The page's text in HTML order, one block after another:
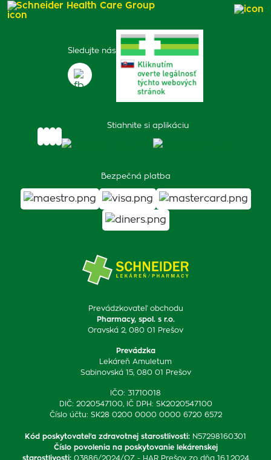
Prevádzkovateľ obchodu
Pharmacy, spol. s r.o.
Oravská 2, 080 01 Prešov
Prevádzka
Lekáreň Amuletum
Sabinovská 15, 080 01 Prešov
IČO: 31710018
DIČ: 2020547100, IČ DPH: SK2020547100
Číslo účtu: SK28 0200 0000 0000 6720 6572
Kód poskytovateľa zdravotnej starostlivosti: N57298160301
Číslo povolenia na poskytovanie lekárenskej
starostlivosti: 03886/2024/OZ - HAR Prešov zo dňa 16.1.2024
Sledujte nás
Stiahnite si aplikáciu
Bezpečná platba
Schneider Health Care Group